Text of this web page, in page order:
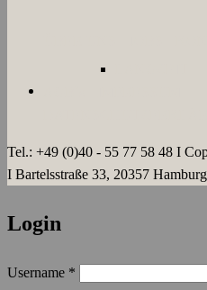
Tel.: +49 (0)40 - 55 77 58 48 I
I Bartelsstraße 33, 20357 Hamburg
Login
Username *